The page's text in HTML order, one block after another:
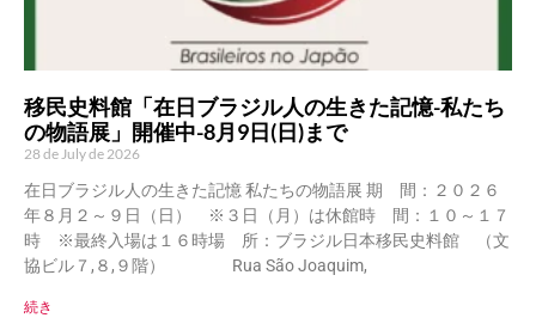
移民史料館「在日ブラジル人の生きた記憶-私たち
の物語展」開催中-8月9日(日)まで
28 de July de 2026
在日ブラジル人の生きた記憶 私たちの物語展 期 間：２０２６
年８月２～９日（日） ※３日（月）は休館時 間：１０～１７
時 ※最終入場は１６時場 所：ブラジル日本移民史料館 （文
協ビル７,８,９階） Rua São Joaquim,
続き